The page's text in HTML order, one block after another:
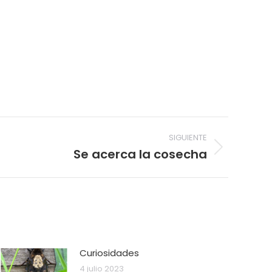
SIGUIENTE
Se acerca la cosecha
Curiosidades
4 julio 2023